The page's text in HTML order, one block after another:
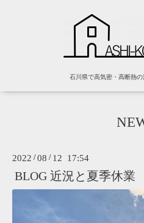
石川県で高気密・高断熱
2022 /08 / 12 17:54
BLOG 近況と夏季休業